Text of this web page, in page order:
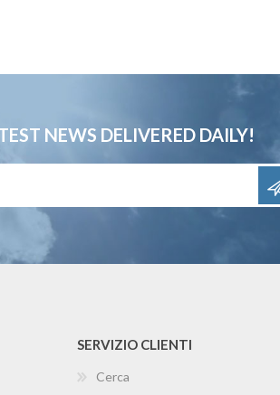
NEWS DELIVERED DAILY!
SERVIZIO CLIENTI
Cerca